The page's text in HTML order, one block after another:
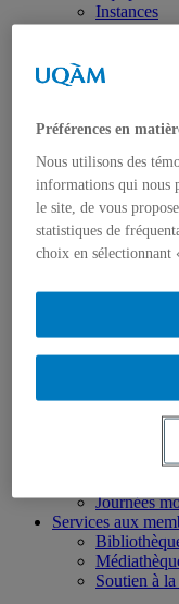
Instances
Rapports
Membres
Membres
Formation
Cours ISC
Recherche
Pôle 3 :
Pôle 4 :
Thèmes
Activités
Ateliers/
Écoles d’été
Journées
Services aux
Soutien à
Préférences en
Nous utilisons des
informations qui nous
le site, de vous
statistiques de
choix en sélectionnant